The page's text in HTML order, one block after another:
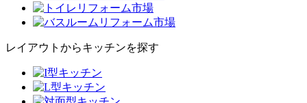
レイアウトからキッチンを探す